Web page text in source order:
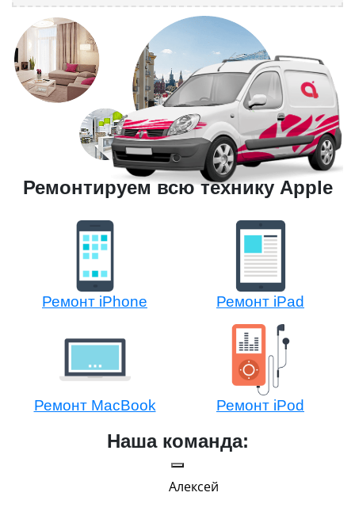
Ремонтируем всю технику Apple
Ремонт iPhone Ремонт iPad
Ремонт MacBook Ремонт iPod
Наша команда:
Алексей